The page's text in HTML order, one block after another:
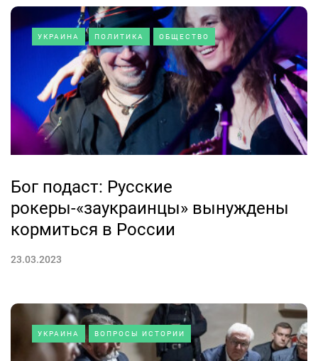
УКРАИНА ПОЛИТИКА ОБЩЕСТВО
Бог подаст: Русские
рокеры-«заукраинцы» вынуждены
кормиться в России
23.03.2023
УКРАИНА ВОПРОСЫ ИСТОРИИ